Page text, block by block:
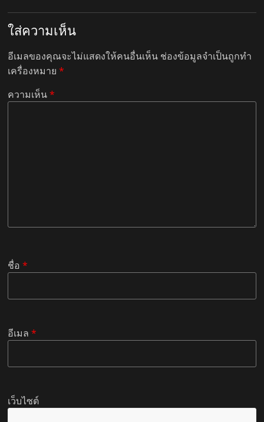
ใส่ความเห็น
อีเมลของคุณจะไม่แสดงให้คนอื่นเห็น ช่องข้อมูลจำเป็นถูกทำ
เครื่องหมาย*
ความเห็น*
ชื่อ*
อีเมล*
เว็บไซต์